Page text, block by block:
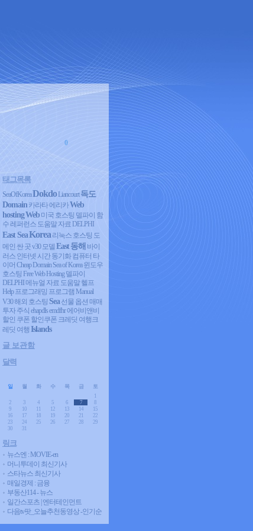
0
태그목록
SeaOfKoreaDokdo Liancourt 독도
Domain 카라타 에리카Web
hostingWeb 미국 호스팅 델파이 함
수 레퍼런스 도움말 자료 DELPHI
East SeaKorea 리눅스 호스팅 도
메인 싼 곳v30 모델 East동해 바이
러스 인터넷 시간 동기화 컴퓨터 타
이머 Cheap Domain Sea of Korea 윈도우
호스팅 Free Web Hosting 델파이
DELPHI 메뉴얼 자료 도움말 헬프
Help 프로그래밍 프로그램 Manual
V30해외 호스팅 Sea 선물 옵션 매매
투자 주식 ehapdls emdfhr 에어비앤비
할인 쿠폰 할인쿠폰 크레딧 여행크
레딧 여행 Islands
글 보관함
달력
일 월 화 수 목 금
토
1
2
3 4 5 6 7
8
9
10 11 12 13 14
15
16
17 18 19 20 21
22
23
24 25 26 27 28
29
30
31
링크
뉴스엔 : MOVIE-en
머니투데이 최신기사
스타뉴스 최신기사
매일경제 : 금융
부동산114 - 뉴스
일간스포츠 | 엔터테인먼트
다음tv팟_오늘추천동영상 -인기순